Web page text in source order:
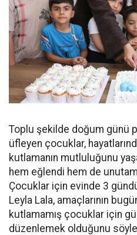
Toplu şekilde doğum günü
üfleyen çocuklar,
kutlamanın mutluluğunu
hem eğlendi hem de
Çocuklar için evinde 3
Leyla Lala, amaçlarının
kutlamamış çocuklar için
düzenlemek olduğunu